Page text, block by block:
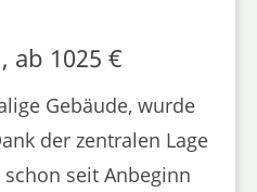
ab 1025 €
Gebäude, wurde
der zentralen Lage
seit Anbeginn